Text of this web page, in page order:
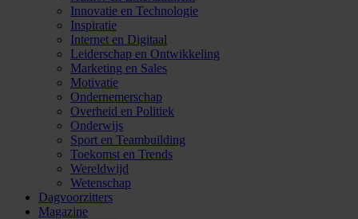
Innovatie en Technologie
Inspiratie
Internet en Digitaal
Leiderschap en Ontwikkeling
Marketing en Sales
Motivatie
Ondernemerschap
Overheid en Politiek
Onderwijs
Sport en Teambuilding
Toekomst en Trends
Wereldwijd
Wetenschap
Dagvoorzitters
Magazine